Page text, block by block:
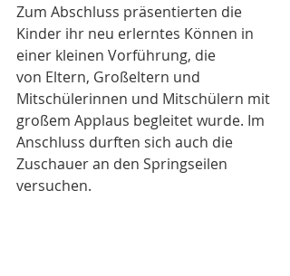
Zum Abschluss präsentierten die
Kinder ihr neu erlerntes Können in
einer kleinen Vorführung, die
von Eltern, Großeltern und
Mitschülerinnen und Mitschülern mit
großem Applaus begleitet wurde. Im
Anschluss durften sich auch die
Zuschauer an den Springseilen
versuchen.